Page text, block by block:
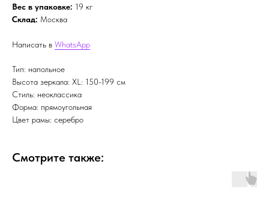
Вес в упаковке: 19 кг
Склад: Москва
Написать в WhatsApp
Тип: напольное
Высота зеркала: XL: 150-199 см
Стиль: неоклассика
Форма: прямоугольная
Цвет рамы: серебро
Смотрите также: